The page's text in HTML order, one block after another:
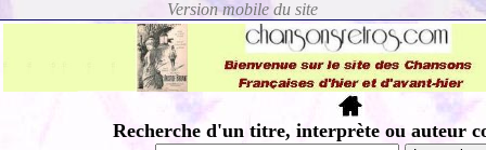
Recherche d'un titre, interprète ou auteur